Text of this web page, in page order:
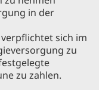
in der
sich im
zu
zu zahlen.